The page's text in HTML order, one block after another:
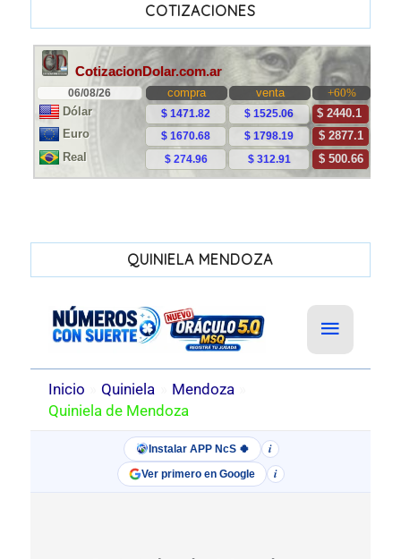
COTIZACIONES
QUINIELA MENDOZA